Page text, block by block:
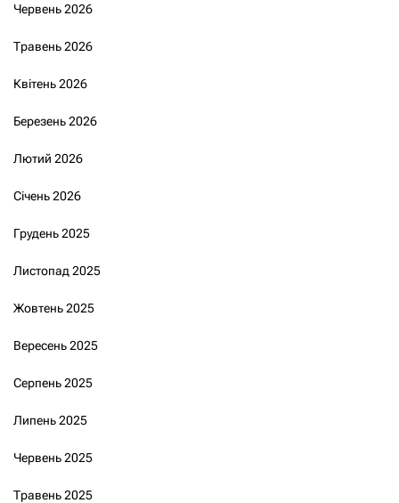
Червень 2026
Травень 2026
Квітень 2026
Березень 2026
Лютий 2026
Січень 2026
Грудень 2025
Листопад 2025
Жовтень 2025
Вересень 2025
Серпень 2025
Липень 2025
Червень 2025
Травень 2025